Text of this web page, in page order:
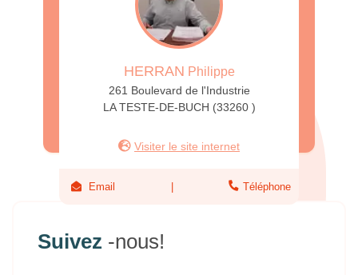
HERRAN Philippe
261 Boulevard de l'Industrie
LA TESTE-DE-BUCH (33260 )
Visiter le site internet
Email Téléphone
Suivez -nous!